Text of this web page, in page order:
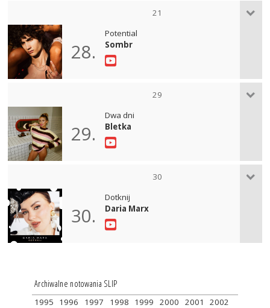
21
28.
Potential
Sombr
29
29.
Dwa dni
Bletka
30
30.
Dotknij
Daria Marx
Archiwalne notowania SLIP
1995 1996 1997 1998 1999 2000 2001
2002